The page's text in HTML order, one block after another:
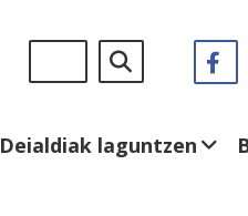
en:
Deialdiak laguntzen